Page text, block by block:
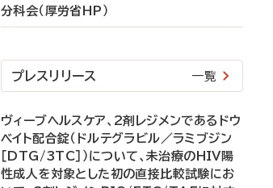
分科会（厚労省HP）
プレスリリース 一覧
ヴィーブヘルスケア、2剤レジメンであるドウ
ベイト配合錠（ドルテグラビル／ラミブジン
［DTG/3TC］）について、未治療のHIV陽
性成人を対象とした初の直接比較試験にお